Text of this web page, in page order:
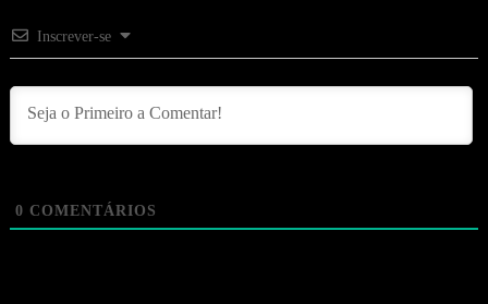
Inscrever-se
0 COMENTÁRIOS